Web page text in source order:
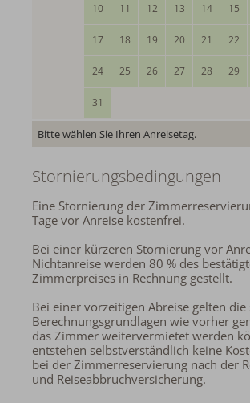
10 11 12 13 14 15
17 18 19 20 21 22
24 25 26 27 28 29
31
Bitte wählen Sie Ihren Anreisetag.
Stornierungsbedingungen
Eine Stornierung der
Tage vor Anreise kostenfrei.
Bei einer kürzeren Stornierung vor
Nichtanreise werden 80 % des
Zimmerpreises in Rechnung gestellt.
Bei einer vorzeitigen Abreise gelten die
Berechnungsgrundlagen wie vorher
das Zimmer weitervermietet werden
entstehen selbstverständlich keine
bei der Zimmerreservierung nach der
und Reiseabbruchversicherung.